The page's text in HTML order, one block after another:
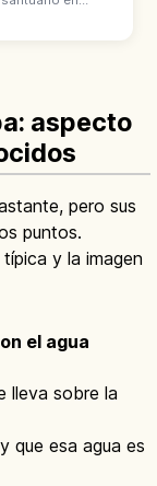
básicos y
aspecto
pero sus
puntos.
y la imagen
el agua
lleva sobre la
que esa agua es